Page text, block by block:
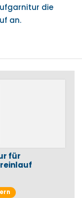
die
an.
für